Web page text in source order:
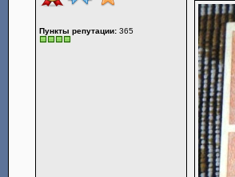
Пункты репутации: 365